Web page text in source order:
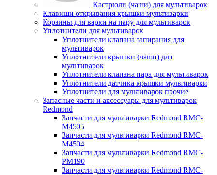
Кастрюли (чаши) для мультиварок
Клавиши открывания крышки мультиварки
Корзины для варки на пару для мультиварок
Уплотнители для мультиварок
Уплотнители клапана запирания для
мультиварок
Уплотнители крышки (чаши) для
мультиварок
Уплотнители клапана пара для мультиварок
Уплотнители датчика крышки мультиварки
Уплотнители для мультиварок прочие
Запасные части и аксессуары для мультиварок
Redmond
Запчасти для мультиварки Redmond RMC-
M4505
Запчасти для мультиварки Redmond RMC-
M4504
Запчасти для мультиварки Redmond RMC-
PM190
Запчасти для мультиварки Redmond RMC-